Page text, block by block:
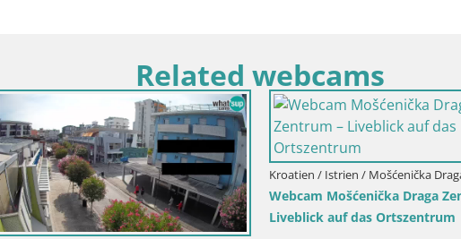
Related webcams